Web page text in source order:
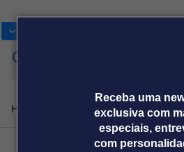
Receba uma
exclusiva com
especiais,
com
Home Produtos e soluçõesNotícias